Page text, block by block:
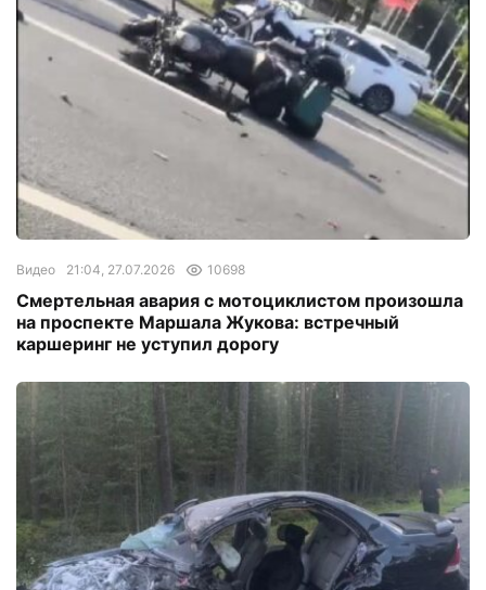
Видео 21:04, 27.07.2026 10698
Смертельная авария с мотоциклистом произошла
на проспекте Маршала Жукова: встречный
каршеринг не уступил дорогу